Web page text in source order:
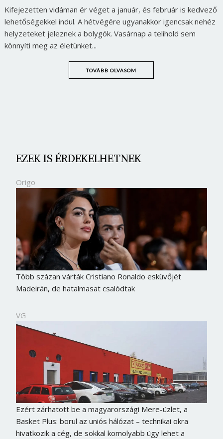
Kifejezetten vidáman ér véget a január, és február is kedvező
lehetőségekkel indul. A hétvégére ugyanakkor igencsak nehéz
helyzeteket jeleznek a bolygók. Vasárnap a telihold sem
könnyíti meg az életünket...
TOVÁBB OLVASOM
EZEK IS ÉRDEKELHETNEK
Origo
Több százan várták Cristiano Ronaldo esküvőjét
Madeirán, de hatalmasat csalódtak
VG
Ezért zárhatott be a magyarországi Mere-üzlet, a
Basket Plus: borul az uniós hálózat – technikai okra
hivatkozik a cég, de sokkal komolyabb ügy lehet a